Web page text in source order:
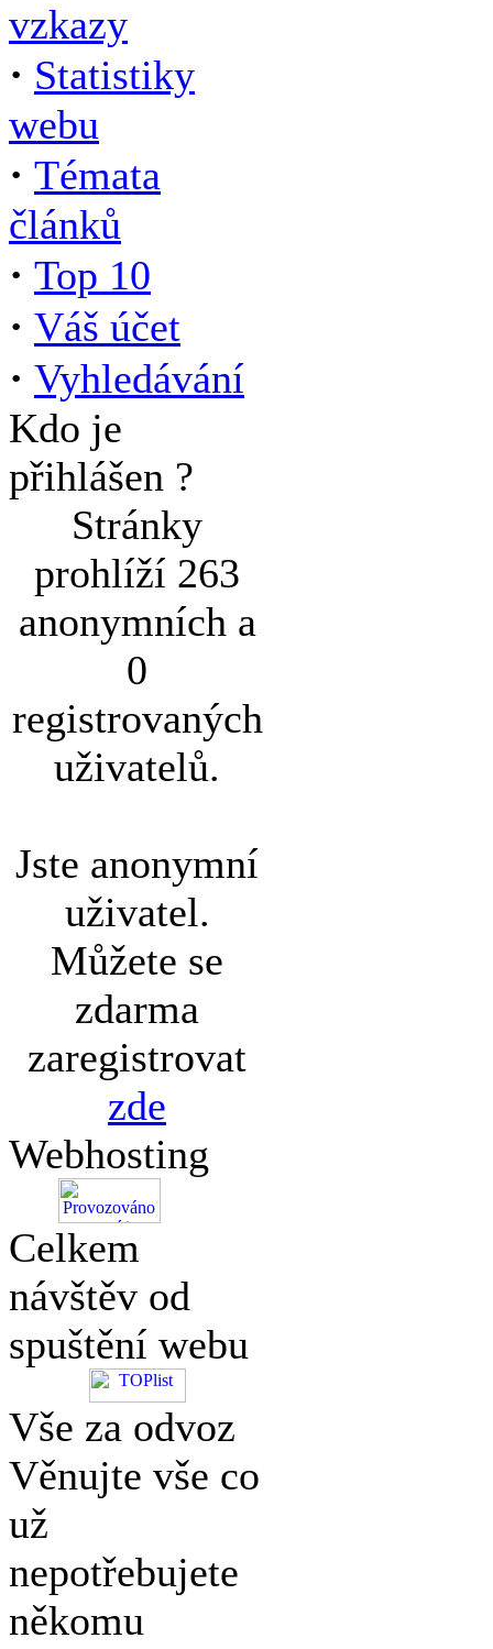
vzkazy
· Statistiky
webu
· Témata
článků
· Top 10
· Váš účet
· Vyhledávání
Kdo je
přihlášen ?
Stránky
prohlíží 263
anonymních a
0
registrovaných
uživatelů.
Jste anonymní
uživatel.
Můžete se
zdarma
zaregistrovat
zde
Webhosting
Celkem
návštěv od
spuštění webu
Vše za odvoz
Věnujte vše co
už
nepotřebujete
někomu